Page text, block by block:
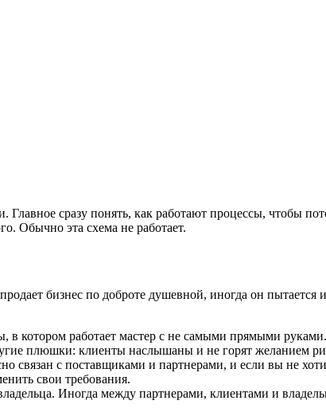
Главное сразу понять, как работают процессы, чтобы
Обычно эта схема не работает.
бизнес по доброте душевной, иногда он пытается
котором работает мастер с не самыми прямыми
плюшки: клиенты наслышаны и не горят желанием
связан с поставщиками и партнерами, и если вы не
свои требования.
Иногда между партнерами, клиентами и